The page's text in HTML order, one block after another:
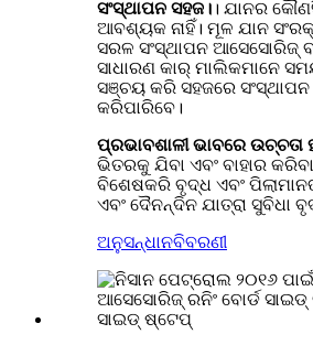
ସଂସ୍ଥାପନ ସହଜ। । ଯାନର
ଆବଶ୍ୟକ ନାହିଁ। ମୂଳ ଯାନ
ସରଳ ସଂସ୍ଥାପନ ଆସେସୋରିଜ୍
ସାଧାରଣ କାର୍ ମାଲିକମାନେ
ସଞ୍ଚୟ କରି ସହଜରେ ସଂସ୍ଥାପନ
କରିପାରିବେ।
ପ୍ରଭାବଶାଳୀ ଭାବରେ ଉଚ୍ଚତା
ଭିତରକୁ ଯିବା ଏବଂ ବାହାର
ବିଶେଷକରି ବୃଦ୍ଧ ଏବଂ
ଏବଂ ଦୈନନ୍ଦିନ ଯାତ୍ରା ସୁବିଧା
ଅନୁସନ୍ଧାନବିବରଣୀ